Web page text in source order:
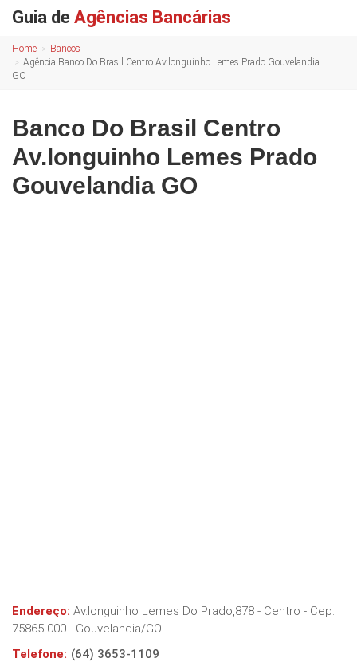
Guia de Agências Bancárias
Home
Bancos
Agência Banco Do Brasil Centro Av.longuinho Lemes Prado Gouvelandia
GO
Banco Do Brasil Centro
Av.longuinho Lemes Prado
Gouvelandia GO
Endereço: Av.longuinho Lemes Do Prado,878 - Centro - Cep:
75865-000 - Gouvelandia/GO
Telefone: (64) 3653-1109